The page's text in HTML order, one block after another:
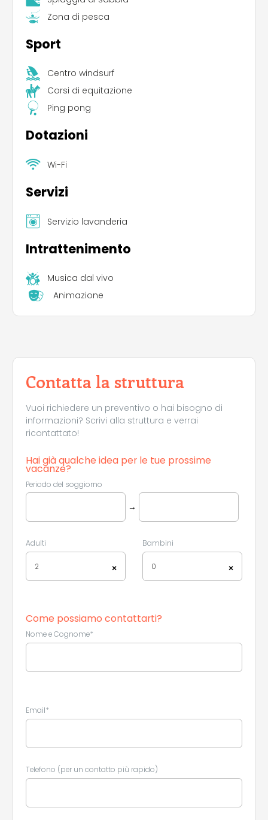
Zona di pesca
Sport
Centro windsurf
Corsi di equitazione
Ping pong
Dotazioni
Wi-Fi
Servizi
Servizio lavanderia
Intrattenimento
Musica dal vivo
Animazione
Contatta la struttura
Vuoi richiedere un preventivo o hai bisogno di
informazioni? Scrivi alla struttura e verrai
ricontattato!
Hai già qualche idea per le tue prossime
vacanze?
Periodo del soggiorno
→
Adulti
×
2
Bambini
×
0
Come possiamo contattarti?
Nome e Cognome*
Email*
Telefono (per un contatto più rapido)